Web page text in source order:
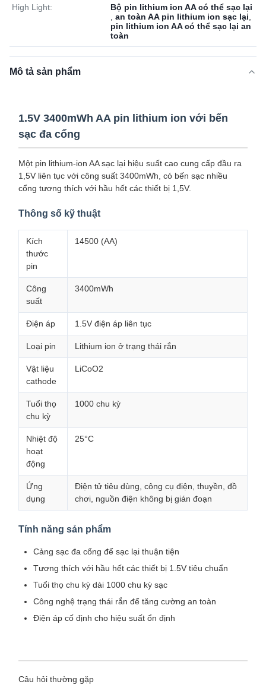
High Light:
Bộ pin lithium ion AA có thể sạc lại
an toàn AA pin lithium ion sạc lại
pin lithium ion AA có thể sạc lại an
toàn
Mô tả sản phẩm
1.5V 3400mWh AA pin lithium ion với bến
sạc đa cổng
Một pin lithium-ion AA sạc lại hiệu suất cao cung cấp đầu ra
1,5V liên tục với công suất 3400mWh, có bến sạc nhiều
cổng tương thích với hầu hết các thiết bị 1,5V.
Thông số kỹ thuật
Kích
thước
pin
14500 (AA)
Công
suất
3400mWh
Điện áp 1.5V điện áp liên tục
Loại pin Lithium ion ở trạng thái rắn
Vật liệu
cathode
LiCoO2
Tuổi thọ
chu kỳ
1000 chu kỳ
Nhiệt độ
hoạt
động
25°C
Ứng
dụng
Điện tử tiêu dùng, công cụ điện, thuyền, đồ
chơi, nguồn điện không bị gián đoạn
Tính năng sản phẩm
Cảng sạc đa cổng để sạc lại thuận tiện
Tương thích với hầu hết các thiết bị 1.5V tiêu chuẩn
Tuổi thọ chu kỳ dài 1000 chu kỳ sạc
Công nghệ trạng thái rắn để tăng cường an toàn
Điện áp cố định cho hiệu suất ổn định
Câu hỏi thường gặp